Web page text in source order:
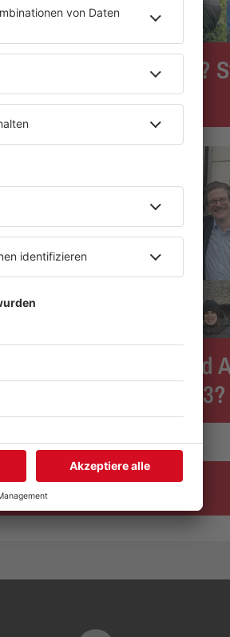
Wo war Carmen 2023?
haben sie gefunden.
Wo waren Carmen und
Februar und März 2023?